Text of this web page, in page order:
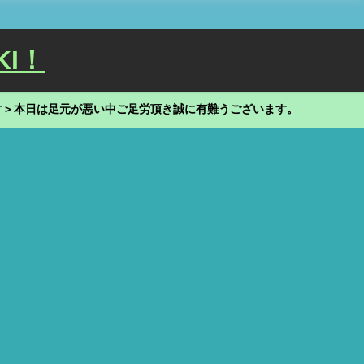
！
本日は足元が悪い中ご足労頂き誠に有難うございます。